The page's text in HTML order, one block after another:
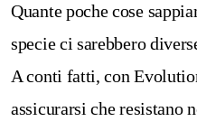
Quante poche cose
specie ci sarebbero
A conti fatti, con
assicurarsi che resistano